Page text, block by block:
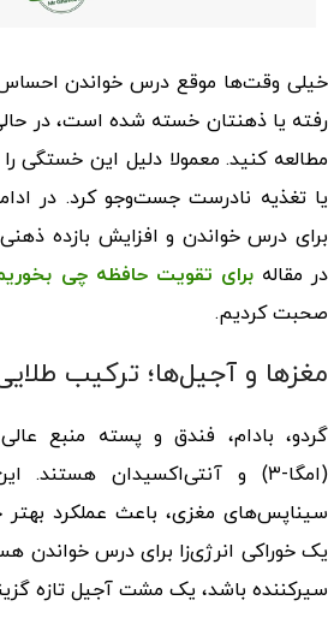
خیلی وقت‌ها موقع درس خواندن احساس
رفته یا ذهنتان خسته شده است، در
مطالعه کنید. معمولا دلیل این خستگی
یا تغذیه‌ نادرست جست‌وجو کرد. در
برای درس خواندن و افزایش بازده
در مقالهبرای تقویت حافظه چی
صحبت کردیم.
مغزها و آجیل‌ها؛ ترکیب
گردو، بادام، فندق و پسته منبع
(امگا-۳) و آنتی‌اکسیدان هستند.
سیناپس‌های مغزی، باعث عملکرد بهتر
یک خوراکی انرژی‌زا برای درس خواندن
سیرکننده باشد، یک مشت آجیل تازه